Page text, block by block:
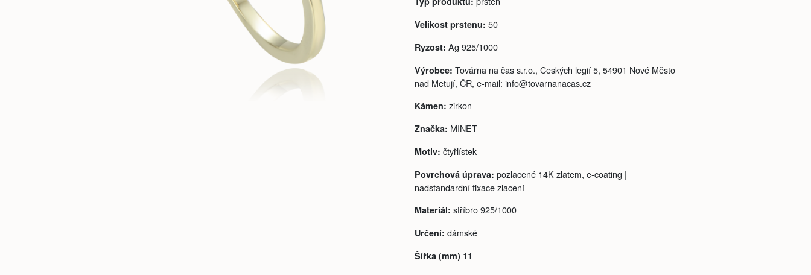
Velikost prstenu: 50
Ryzost: Ag 925/1000
Výrobce: Továrna na čas s.r.o., Českých legií 5, 54901 Nové Město
nad Metují, ČR, e-mail: info@tovarnanacas.cz
Kámen: zirkon
Značka: MINET
Motiv: čtyřlístek
Povrchová úprava: pozlacené 14K zlatem, e-coating |
nadstandardní fixace zlacení
Materiál: stříbro 925/1000
Určení: dámské
Šířka (mm) 11